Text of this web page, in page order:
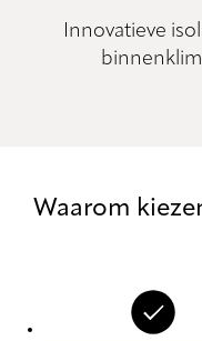
Innovatieve
Waarom